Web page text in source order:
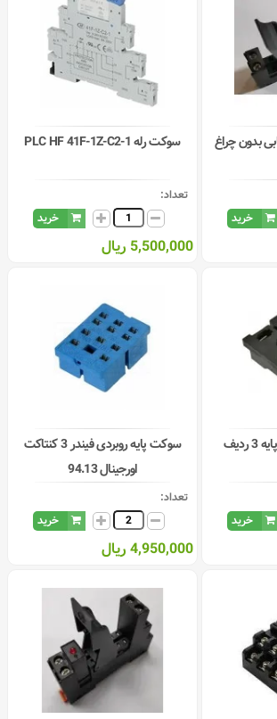
خرید
سوکت رله PLC HF 41F-1Z-C2-1
تعداد:
خرید
5,500,000 ریال
خرید
سوکت پایه روبردی فیندر 3 کنتاکت
اورجینال 94.13
تعداد:
خرید
4,950,000 ریال